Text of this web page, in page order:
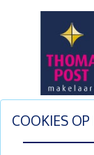
COOKIES OP